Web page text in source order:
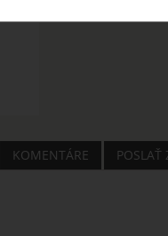
KOMENTÁRE